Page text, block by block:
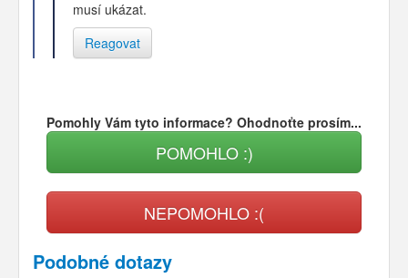
musí ukázat.
Reagovat
Pomohly Vám tyto informace? Ohodnoťte prosím...
POMOHLO :)
NEPOMOHLO :(
Podobné dotazy